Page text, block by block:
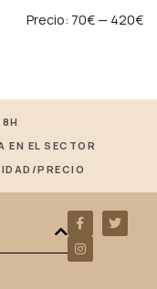
Precio: 70€— 420€
EN EL SECTOR
PRECIO